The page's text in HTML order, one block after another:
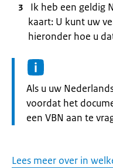
Ik heb een geldig
kaart: U kunt uw
hieronder hoe u
Informatie:
Als u uw
voordat het
een VBN aan te
Lees meer over in